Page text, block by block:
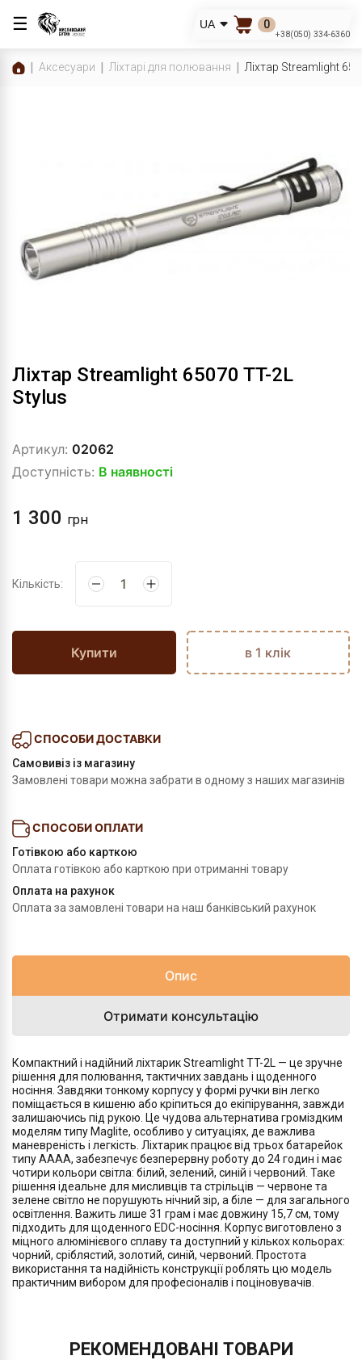
☰ UA 0
+38(050) 334-6360
Аксесуари Ліхтарі для полювання Ліхтар Streamlight
Ліхтар Streamlight 65070 TT-2L
Stylus
Артикул: 02062
Доступність: В наявності
1 300 грн
Кількість:
Купити в 1 клік
СПОСОБИ ДОСТАВКИ
Самовивіз із магазину
Замовлені товари можна забрати в одному з наших магазинів
СПОСОБИ ОПЛАТИ
Готівкою або карткою
Оплата готівкою або карткою при отриманні товару
Оплата на рахунок
Оплата за замовлені товари на наш банківський рахунок
Опис
Отримати консультацію
Компактний і надійний ліхтарик Streamlight TT-2L — це зручне
рішення для полювання, тактичних завдань і щоденного
носіння. Завдяки тонкому корпусу у формі ручки він легко
поміщається в кишеню або кріпиться до екіпірування, завжди
залишаючись під рукою. Це чудова альтернатива громіздким
моделям типу Maglite, особливо у ситуаціях, де важлива
маневреність і легкість. Ліхтарик працює від трьох батарейок
типу AAAA, забезпечує безперервну роботу до 24 годин і має
чотири кольори світла: білий, зелений, синій і червоний. Таке
рішення ідеальне для мисливців та стрільців — червоне та
зелене світло не порушують нічний зір, а біле — для загального
освітлення. Важить лише 31 грам і має довжину 15,7 см, тому
підходить для щоденного EDC-носіння. Корпус виготовлено з
міцного алюмінієвого сплаву та доступний у кількох кольорах:
чорний, сріблястий, золотий, синій, червоний. Простота
використання та надійність конструкції роблять цю модель
практичним вибором для професіоналів і поціновувачів.
РЕКОМЕНДОВАНІ ТОВАРИ